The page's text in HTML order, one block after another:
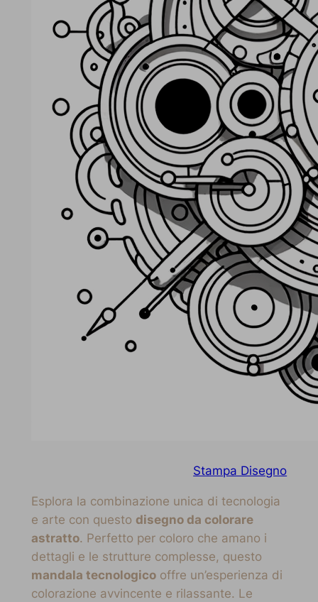
Stampa Disegno
Esplora la combinazione unica di tecnologia
e arte con questo disegno da colorare
astratto. Perfetto per coloro che amano i
dettagli e le strutture complesse, questo
mandala tecnologicooffre un’esperienza di
colorazione avvincente e rilassante. Le